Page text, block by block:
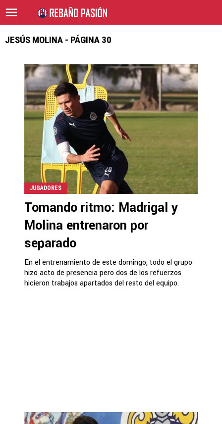
JESÚS MOLINA - PÁGINA 30
JUGADORES
Tomando ritmo: Madrigal y
Molina entrenaron por
separado
En el entrenamiento de este domingo, todo el grupo
hizo acto de presencia pero dos de los refuerzos
hicieron trabajos apartados del resto del equipo.